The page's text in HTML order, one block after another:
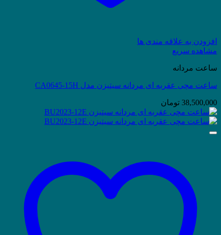
افزودن به علاقه مندی ها
مشاهده سریع
ساعت مردانه
ساعت مچی عقربه ای مردانه سیتیزن مدل CA0645-15H
38,500,000 تومان